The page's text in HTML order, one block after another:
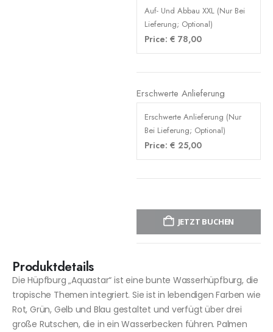
Auf- Und Abbau XXL (Nur Bei
Lieferung; Optional)
Price: € 78,00
Erschwerte Anlieferung
Erschwerte Anlieferung (Nur
Bei Lieferung; Optional)
Price: € 25,00
JETZT BUCHEN
Produktdetails
Die Hüpfburg „Aquastar“ ist eine bunte Wasserhüpfburg, die
tropische Themen integriert. Sie ist in lebendigen Farben wie
Rot, Grün, Gelb und Blau gestaltet und verfügt über drei
große Rutschen, die in ein Wasserbecken führen. Palmen